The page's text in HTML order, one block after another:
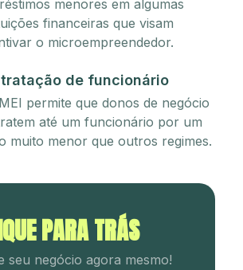
menores em algumas
financeiras que visam
o microempreendedor.
de funcionário
permite que donos de negócio
até um funcionário por um
muito menor que outros regimes.
PARA TRÁS
seu negócio agora mesmo!